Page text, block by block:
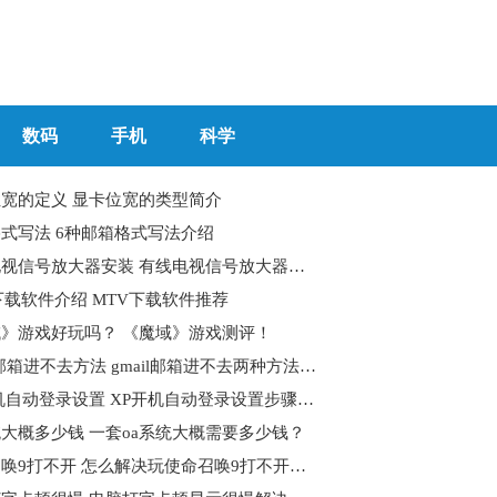
数码 手机 科学
的定义 显卡位宽的类型简介
写法 6种邮箱格式写法介绍
有线电视信号放大器安装 有线电视信号放大器安装方法是什么？
软件介绍 MTV下载软件推荐
》游戏好玩吗？ 《魔域》游戏测评！
gmail邮箱进不去方法 gmail邮箱进不去两种方法可以解决
XP开机自动登录设置 XP开机自动登录设置步骤是什么？
概多少钱 一套oa系统大概需要多少钱？
使命召唤9打不开 怎么解决玩使命召唤9打不开的问题？